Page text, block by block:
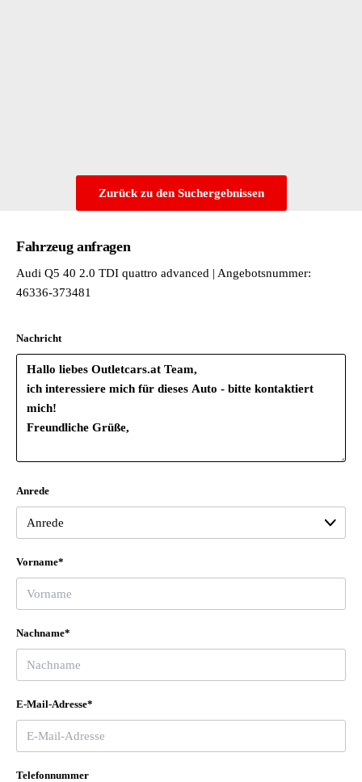
Zurück zu den Suchergebnissen
Fahrzeug anfragen
Audi Q5 40 2.0 TDI quattro advanced | Angebotsnummer:
46336-373481
Nachricht
Anrede
Vorname*
Nachname*
E-Mail-Adresse*
Telefonnummer